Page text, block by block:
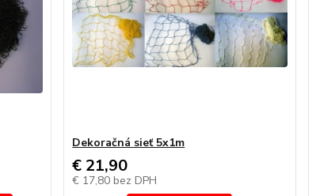
Dekoračná sieť 5x1m
€ 21,90
€ 17,80 bez DPH